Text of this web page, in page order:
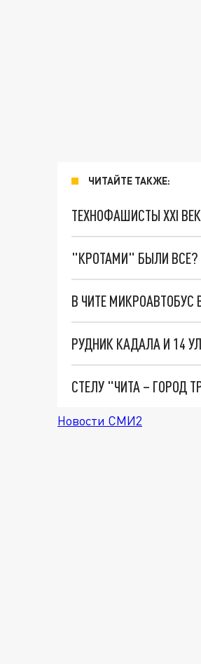
ЧИТАЙТЕ ТАКЖЕ:
ТЕХНОФАШИСТЫ XXI
"КРОТАМИ" БЫЛИ ВСЕ?
В ЧИТЕ МИКРОАВТОБУС
РУДНИК КАДАЛА И 14
СТЕЛУ "ЧИТА – ГОРОД
Новости СМИ2